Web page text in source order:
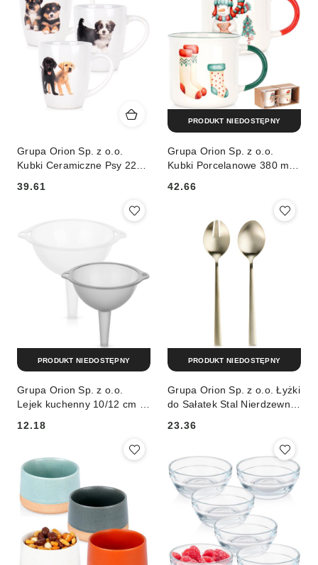
Grupa Orion Sp. z o.o.
Kubki Ceramiczne Psy 220
Zmywarki i Mikrofali
Cena:
39.61
Grupa Orion Sp. z o.o.
Kubki Porcelanowe 380 ml 2
Wzorów
Cena:
42.66
PRODUKT NIEDOSTĘPNY
Grupa Orion Sp. z o.o.
Lejek kuchenny 10/12 cm 2
12.18
PRODUKT NIEDOSTĘPNY
Grupa Orion Sp. z o.o. Łyżki
do Sałatek Stal Nierdzewna
EXCELLENT
23.36
PRODUKT NIEDOSTĘPNY